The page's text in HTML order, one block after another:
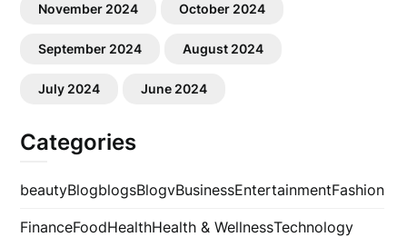
November 2024 October 2024
September 2024 August 2024
July 2024 June 2024
Categories
beautyBlogblogsBlogvBusinessEntertainmentFashion
FinanceFoodHealthHealth & WellnessTechnology